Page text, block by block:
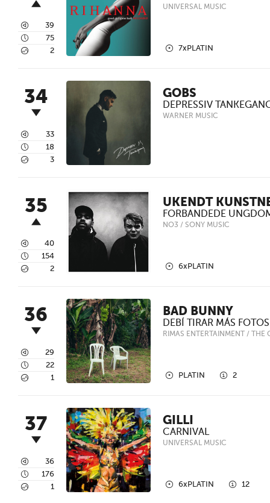
3 39
4 75
5 2
UNIVERSAL MUSIC
2 7xPLATIN
34
3 33
4 18
5 3
GOBS
DEPRESSIV
WARNER MUSIC
35
3 40
4 154
5 2
UKENDT
FORBANDEDE
NO3 / SONY MUSIC
2 6xPLATIN
36
3 29
4 22
5 1
BAD BUNNY
DEBÍ TIRAR MÁS FOTOS
RIMAS ENTERTAINMENT / THE
2 PLATIN 1 2
37
3 36
4 176
5 1
GILLI
CARNIVAL
UNIVERSAL MUSIC
2 6xPLATIN 1 12